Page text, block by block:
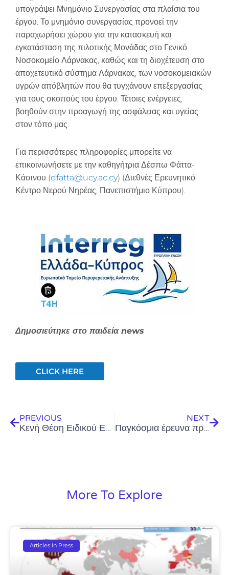
υπογράψει Μνημόνιο Συνεργασίας στα πλαίσια του
έργου. Το μνημόνιο συνεργασίας προνοεί την
παραχωρήσει χώρου για την κατασκευή και
εγκατάσταση της πιλοτικής Μονάδας στο Γενικό
Νοσοκομείο Λάρνακας, καθώς και τη διοχέτευση στο
αποχετευτικό σύστημα Λάρνακας, των νοσοκομειακών
υγρών απόβλητών που θα τυγχάνουν επεξεργασίας
για τους σκοπούς του έργου. Τέτοιες ενέργειες,
βοηθούν στην προαγωγή της ασφάλειας και υγείας
στον τόπο μας.
Για περισσότερες πληροφορίες μπορείτε να
επικοινωνήσετε με την καθηγήτρια Δέσπω Φάττα-
Κάσινου (dfatta@ucy.ac.cy) (Διεθνές Ερευνητικό
Κέντρο Νερού Νηρέας, Πανεπιστήμιο Κύπρου).
Δημοσιεύτηκε στο παιδεία news
CLICK HERE
PREVIOUS
Κενή Θέση Ειδικού Επιστήμονα Έρευνας – Προθεσμία 07/01/2022
NEXT
Παγκόσμια έρευνα προσδιορίζει για πρώτη φορά την έκταση της ρύπανσης ποταμών από φαρμακευτικές ουσίες – 15/02/2022
More To Explore
Articles In Press